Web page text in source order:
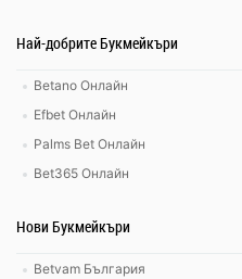
Най-добрите Букмейкъри
Betano Онлайн
Efbet Онлайн
Palms Bet Онлайн
Bet365 Онлайн
Нови Букмейкъри
Betvam България